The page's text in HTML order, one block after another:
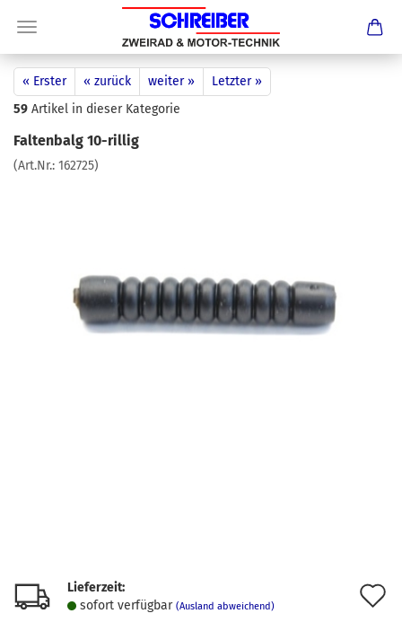
« Erster « zurück weiter »
Letzter »
59 Artikel in dieser Kategorie
Faltenbalg 10-rillig
(Art.Nr.: 162725)
Lieferzeit:
sofort verfügbar (Ausland abweichend)